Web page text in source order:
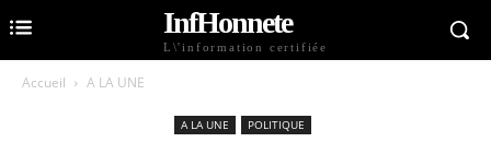
InfHonnete
L\'information certifiée
Accueil A LA UNE
A LA UNE POLITIQUE